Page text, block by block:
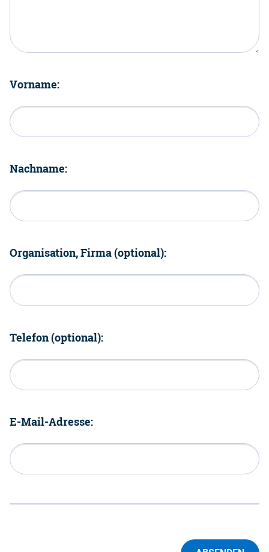
Vorname:
Nachname:
Organisation, Firma (optional):
Telefon (optional):
E-Mail-Adresse: